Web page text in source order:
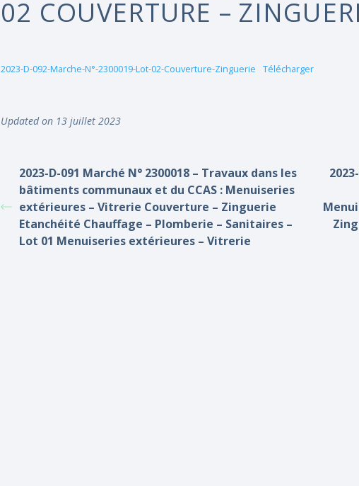
02 COUVERTURE –
2023-D-092-Marche-N°-2300019-Lot-02-Couverture-Zinguerie Télécharger
Updated on 13 juillet 2023
2023-D-091 Marché N° 2300018 – Travaux dans les
bâtiments communaux et du CCAS : Menuiseries
extérieures – Vitrerie Couverture – Zinguerie
Etanchéité Chauffage – Plomberie – Sanitaires –
Lot 01 Menuiseries extérieures – Vitrerie